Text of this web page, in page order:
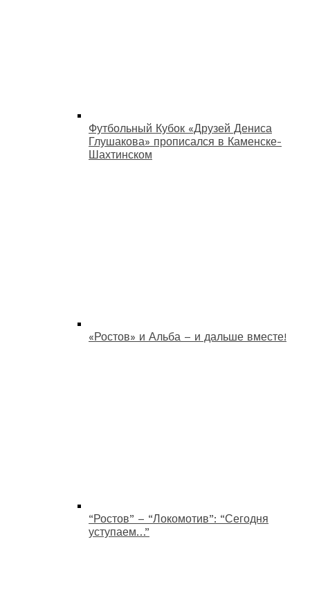
Футбольный Кубок «Друзей Дениса
Глушакова» прописался в Каменске-
Шахтинском
«Ростов» и Альба – и дальше вместе!
“Ростов” – “Локомотив”: “Сегодня
уступаем…”